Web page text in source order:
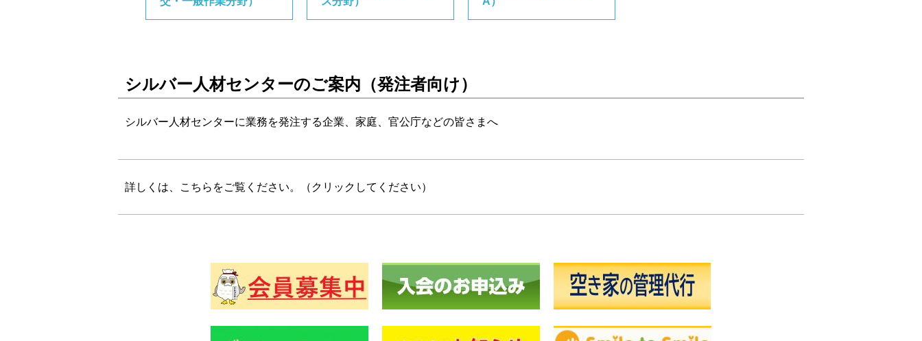
シルバー人材センターのご案内（発注者向け）
シルバー人材センターに業務を発注する企業、家庭、官公庁などの皆さまへ
詳しくは、こちらをご覧ください。（クリックしてください）